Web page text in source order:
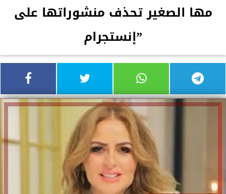
مها الصغير تحذف منشوراتها على
”إنستجرام